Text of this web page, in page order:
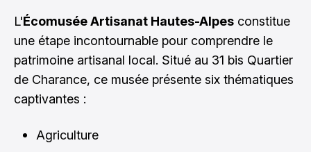
L'Écomusée Artisanat Hautes-Alpes constitue
une étape incontournable pour comprendre le
patrimoine artisanal local. Situé au 31 bis Quartier
de Charance, ce musée présente six thématiques
captivantes :
Agriculture